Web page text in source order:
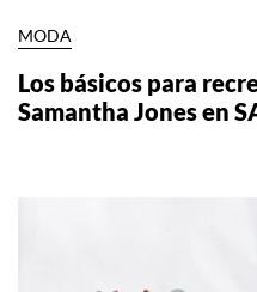
MODA
Los básicos para
Samantha Jones en